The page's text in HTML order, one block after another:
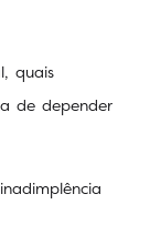
quais
de depender